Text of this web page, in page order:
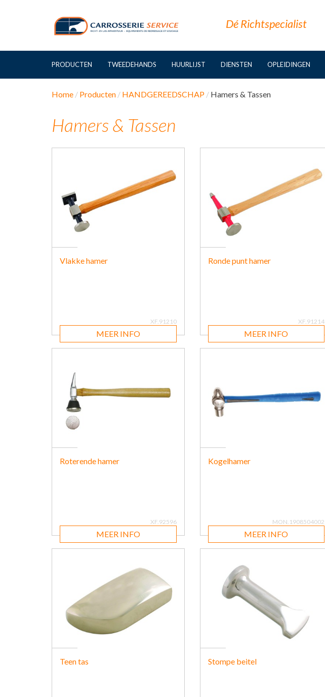
Dé Richtspecialist
PRODUCTEN TWEEDEHANDS HUURLIJST DIENSTEN OPLEIDINGEN
Home Producten HANDGEREEDSCHAP Hamers & Tassen
Hamers & Tassen
Vlakke hamer
XF.91210
MEER INFO
Ronde punt hamer
XF.91214
MEER INFO
Roterende hamer
XF.92596
MEER INFO
Kogelhamer
MON.1908504002
MEER INFO
Teen tas Stompe beitel